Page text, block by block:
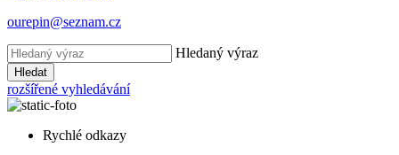
ourepin@seznam.cz
Hledaný výraz
Hledat
rozšířené vyhledávání
Rychlé odkazy